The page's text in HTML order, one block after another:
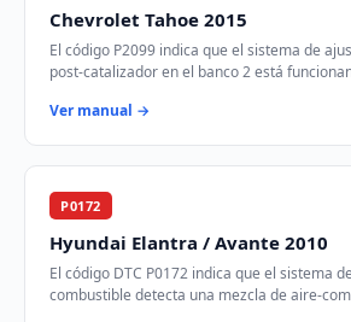
Chevrolet Tahoe 2015
El código P2099 indica que el sistema de
post-catalizador en el banco 2 está
Ver manual →
P0172
Hyundai Elantra / Avante 2010
El código DTC P0172 indica que el sistema
combustible detecta una mezcla de aire-